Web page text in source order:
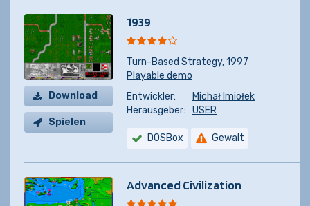
Download
Spielen
1939
Turn-Based Strategy,1997
Playable demo
Entwickler:
Michał Imiołek
Herausgeber:
USER
DOSBox Gewalt
Advanced Civilization